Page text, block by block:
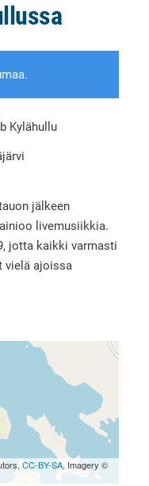
Kylähullu
jälkeen
livemusiikkia.
jotta kaikki varmasti
vielä ajoissa
CC-BY-SA, Imagery ©